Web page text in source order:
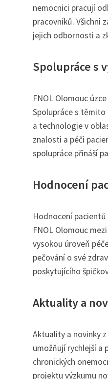
nemocnici pracují
pracovníků. Všichni
jejich odbornosti a
Spolupráce s
FNOL Olomouc
Spolupráce s
a technologie v
znalosti a péči
spolupráce přináší
Hodnocení
Hodnocení
FNOL Olomouc
vysokou úroveň
pečování o své
poskytujícího
Aktuality a
Aktuality a novinky
umožňují rychlejší a
chronických
projektu výzkumu